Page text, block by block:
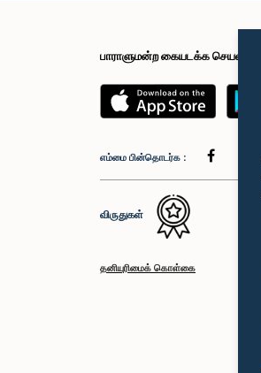
பாராளுமன்ற கையடக்க செயலி
எம்மை பின்தொடர்க :
விருதுகள்
தனியுரிமைக் கொள்கை